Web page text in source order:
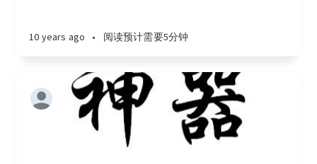
10 years ago • 阅读预计需要5分钟